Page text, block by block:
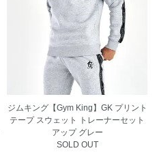
ジムキング【Gym King】GK プリント
テープ スウェット トレーナーセット
アップ グレー
SOLD OUT